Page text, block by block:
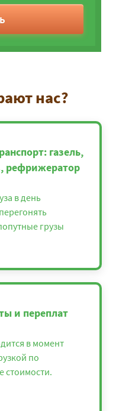
нас?
газель,
рефрижератор
в день
грузы
и переплат
в момент
по
стоимости.